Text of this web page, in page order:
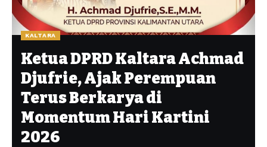
KALTARA
Ketua DPRD Kaltara Achmad
Djufrie, Ajak Perempuan
Terus Berkarya di
Momentum Hari Kartini
2026